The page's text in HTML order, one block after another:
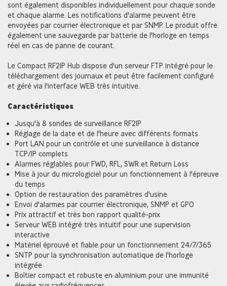
sont également disponibles individuellement pour chaque sonde
et chaque alarme. Les notifications d'alarme peuvent être
envoyées par courrier électronique et par SNMP. Le produit offre
également une sauvegarde par batterie de l'horloge en temps
réel en cas de panne de courant.
Le Compact RF2IP Hub dispose d'un serveur FTP intégré pour le
téléchargement des journaux et peut être facilement configuré
et géré via l'interface WEB très intuitive.
Caractéristiques
Jusqu'à 8 sondes de surveillance RF2IP
Réglage de la date et de l'heure avec différents formats
Port LAN pour un contrôle et une surveillance à distance
TCP/IP complets
Alarmes réglables pour FWD, RFL, SWR et Return Loss
Mise à jour du micrologiciel pour un fonctionnement à l'épreuve
du temps
Option de restauration des paramètres d'usine
Envoi d'alarmes par courrier électronique, SNMP et GPO
Prix attractif et très bon rapport qualité-prix
Serveur WEB intégré très intuitif pour une supervision
interactive
Matériel éprouvé et fiable pour un fonctionnement 24/7/365
SNTP pour la synchronisation automatique de l'horloge
intégrée
Boîtier compact et robuste en aluminium pour une immunité